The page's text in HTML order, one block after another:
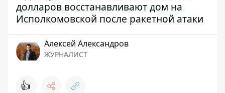
долларов восстанавливают дом на
Исполкомовской после ракетной атаки
Алексей Александров
ЖУРНАЛИСТ
👍